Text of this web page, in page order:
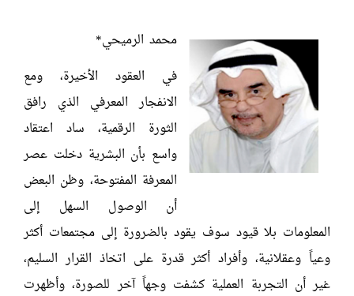
محمد الرميحي*
في العقود الأخيرة، ومع
الانفجار المعرفي الذي رافق
الثورة الرقمية، ساد اعتقاد
واسع بأن البشرية دخلت عصر
المعرفة المفتوحة، وظن البعض
أن الوصول السهل إلى
المعلومات بلا قيود سوف يقود بالضرورة إلى مجتمعات أكثر
وعياً وعقلانية، وأفراد أكثر قدرة على اتخاذ القرار السليم،
غير أن التجربة العملية كشفت وجهاً آخر للصورة، وأظهرت